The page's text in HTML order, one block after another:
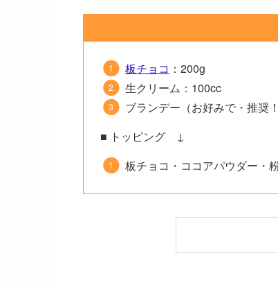
板チョコ ：200g
生クリーム：100cc
ブランデー（お好みで・推奨
■ トッピング ↓
板チョコ・ココアパウダー・